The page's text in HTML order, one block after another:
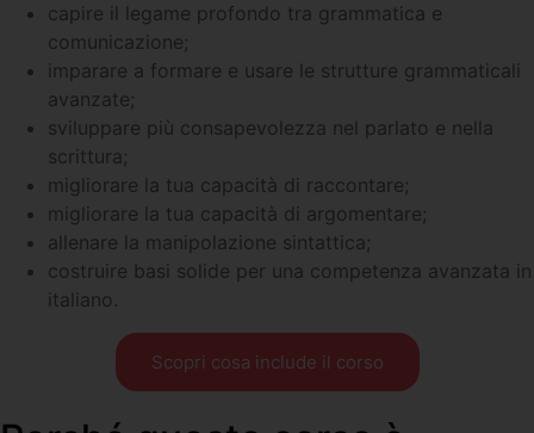
capire il legame profondo tra grammatica e
comunicazione;
imparare a formare e usare le strutture grammaticali
avanzate;
sviluppare più consapevolezza nel parlato e nella
scrittura;
migliorare la tua capacità di raccontare;
migliorare la tua capacità di argomentare;
allenare la manipolazione sintattica;
costruire basi solide per una competenza avanzata in
italiano.
Scopri cosa include il corso